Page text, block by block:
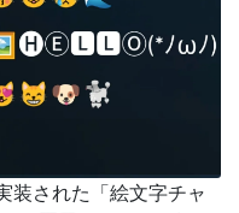
装された「絵文字チャ